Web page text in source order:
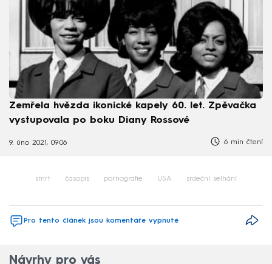
Zemřela hvězda ikonické kapely 60. let. Zpěvačka
vystupovala po boku Diany Rossové
9. úno 2021, 09:06 6 min čtení
smrt časopis pornografie USA srdeční selhání
Pro tento článek jsou komentáře vypnuté
Návrhy pro vás